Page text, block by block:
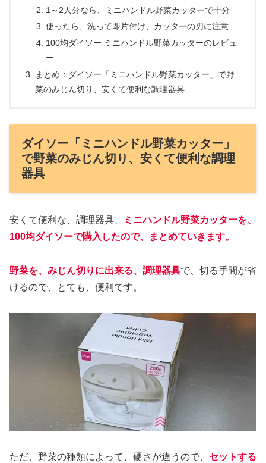
1～2人分なら、ミニハンドル野菜カッターで十分
使ったら、洗って即片付け、カッターの刃に注意
100均ダイソー ミニハンドル野菜カッターのレビュ
ー
まとめ：ダイソー「ミニハンドル野菜カッター」で野
菜のみじん切り、安くて便利な調理器具
ダイソー「ミニハンドル野菜カッター」
で野菜のみじん切り、安くて便利な調理
器具
安くて便利な、調理器具、
ミニハンドル野菜カッターを、
100均ダイソーで購入したので、まとめていきます。
野菜を、みじん切りに出来る、調理器具で、切る手間が省
けるので、とても、便利です。
ただ、野菜の種類によって、硬さが違うので、 セットする